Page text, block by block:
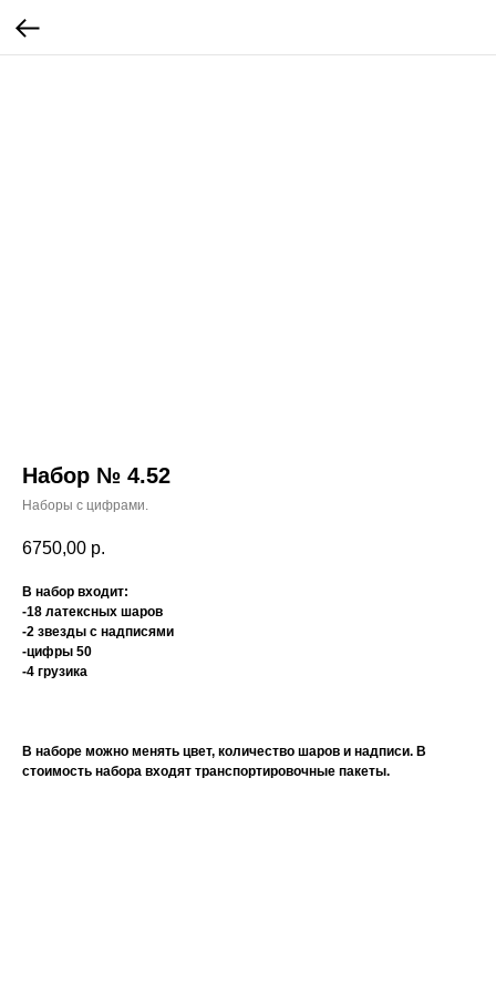
Набор № 4.52
Наборы с цифрами.
6750,00 р.
В набор входит:
-18 латексных шаров
-2 звезды с надписями
-цифры 50
-4 грузика
В наборе можно менять цвет, количество шаров и надписи. В
стоимость набора входят транспортировочные пакеты.